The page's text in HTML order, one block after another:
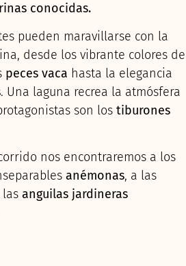
conocidas.
pueden maravillarse con la
desde los vibrante colores de
peces vaca hasta la elegancia
. Una laguna recrea la atmósfera
son los tiburones
nos encontraremos a los
anémonas, a las
las anguilas jardineras